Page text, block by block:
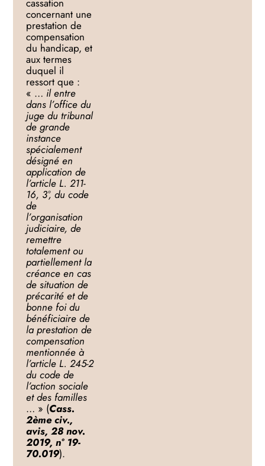
cassation
concernant une
prestation de
compensation
du handicap, et
aux termes
duquel il
ressort que :
« … il entre
dans l’office du
juge du tribunal
de grande
instance
spécialement
désigné en
application de
l’article L. 211-
16, 3°, du code
de
l’organisation
judiciaire, de
remettre
totalement ou
partiellement la
créance en cas
de situation de
précarité et de
bonne foi du
bénéficiaire de
la prestation de
compensation
mentionnée à
l’article L. 245-2
du code de
l’action sociale
et des familles
… » (Cass.
2ème civ.,
avis, 28 nov.
2019, n° 19-
70.019).